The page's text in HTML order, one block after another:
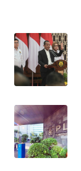
KEPRI
WN
PAPUA
WN
PAPUA
BARAT
WN